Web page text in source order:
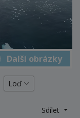
Další obrázky
Loď
Sdílet